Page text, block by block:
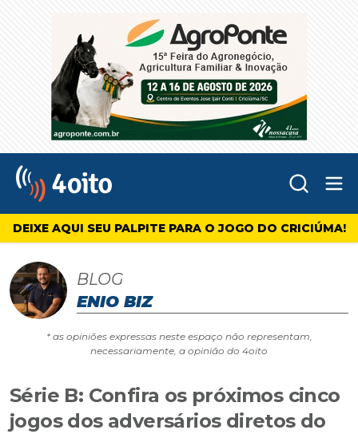
4oito
DEIXE AQUI SEU PALPITE PARA O JOGO DO CRICIÚMA!
BLOG
ENIO BIZ
* as opiniões expressas neste espaço não representam,
necessariamente, a opinião do 4oito
Série B: Confira os próximos cinco
jogos dos adversários diretos do